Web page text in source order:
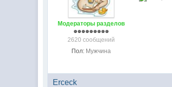
Модераторы разделов
2620 сообщений
Пол: Мужчина
Erceck